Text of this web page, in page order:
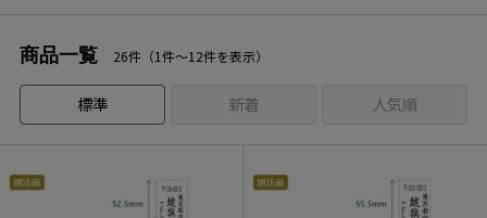
商品一覧 26件（1件〜12件を表示）
標準 新着 人気順